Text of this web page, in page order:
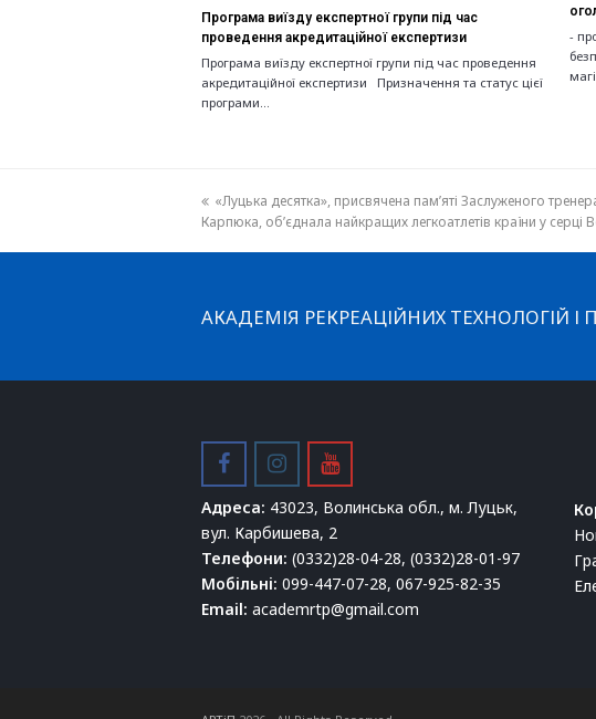
Програма виїзду експертної групи під час
проведення акредитаційної експертизи
Програма виїзду експертної групи під час проведення
акредитаційної експертизи Призначення та статус цієї
програми…
-
previous
post:
«Луцька десятка», присвячена пам’яті Заслуженого
Карпюка, об’єднала найкращих легкоатлетів країни у серці
АКАДЕМІЯ РЕКРЕАЦІЙНИХ ТЕХНОЛОГІЙ
facebookinstagram
youtube
Адреса: 43023, Волинська обл., м. Луцьк,
вул. Карбишева, 2
Телефони: (0332)28-04-28, (0332)28-01-97
Мобільні: 099-447-07-28, 067-925-82-35
Email: academrtp@gmail.com